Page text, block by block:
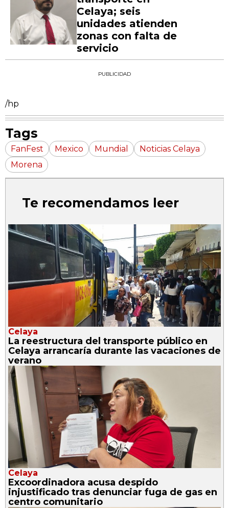
Celaya; seis
unidades atienden
zonas con falta de
servicio
PUBLICIDAD
/hp
Tags
FanFest Mexico Mundial
Noticias Celaya
Morena
Te recomendamos leer
Celaya
La reestructura del transporte público en
Celaya arrancaría durante las vacaciones de
verano
Celaya
Excoordinadora acusa despido
injustificado tras denunciar fuga de gas en
centro comunitario